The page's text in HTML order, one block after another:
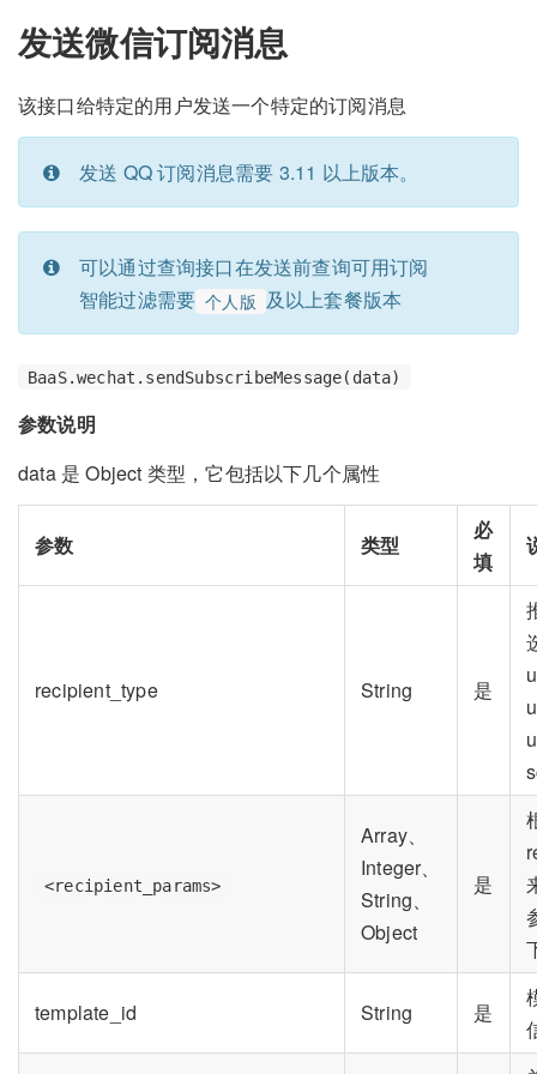
发送微信订阅消息
该接口给特定的用户发送一个特定的订阅消息
发送 QQ 订阅消息需要 3.11 以上版本。
可以通过查询接口在发送前查询可用订阅
智能过滤需要 个人版 及以上套餐版本
BaaS.wechat.sendSubscribeMessage(data)
参数说明
data 是 Object 类型，它包括以下几个属性
参数 类型
必
填
recipient_type String 是
<recipient_params>
Array、
Integer、
String、
Object
是
template_id String 是